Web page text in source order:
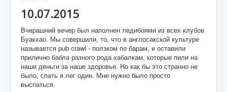
10.07.2015
Вчерашний вечер был наполнен ледибоями из всех клубов
Буакхао. Мы совершили, то, что в англосакской культуре
называется pub crawl - ползком по барам, и оставили
прилично бабла разного рода хабалкам, которые пили на
наши деньги за наше здоровье. Но как бы это странно не
было, спать я лег один. Мне нужно было просто
выспаться.